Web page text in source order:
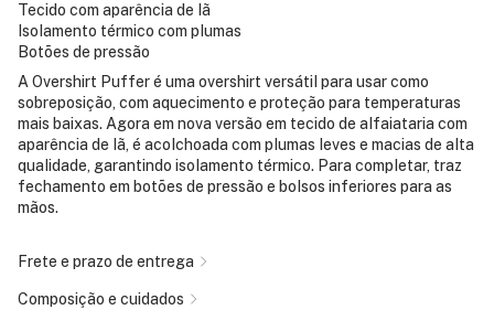
Tecido com aparência de lã
Isolamento térmico com plumas
Botões de pressão
A Overshirt Puffer é uma overshirt versátil para usar como
sobreposição, com aquecimento e proteção para temperaturas
mais baixas. Agora em nova versão em tecido de alfaiataria com
aparência de lã, é acolchoada com plumas leves e macias de alta
qualidade, garantindo isolamento térmico. Para completar, traz
fechamento em botões de pressão e bolsos inferiores para as
mãos.
Frete e prazo de entrega
Composição e cuidados